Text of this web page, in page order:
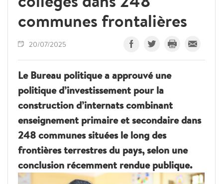
communes frontalières
20/07/2025
Le Bureau politique a approuvé une
politique d’investissement pour la
construction d’internats combinant
enseignement primaire et secondaire dans
248 communes situées le long des
frontières terrestres du pays, selon une
conclusion récemment rendue publique.